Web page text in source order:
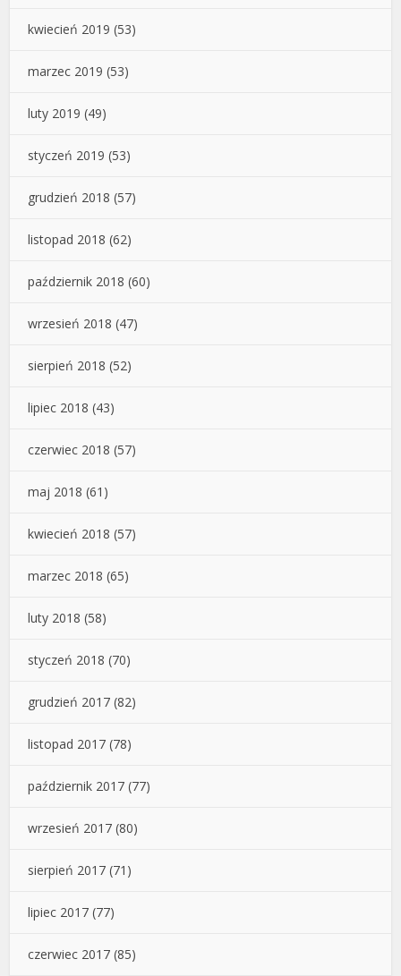
kwiecień 2019 (53)
marzec 2019 (53)
luty 2019 (49)
styczeń 2019 (53)
grudzień 2018 (57)
listopad 2018 (62)
październik 2018 (60)
wrzesień 2018 (47)
sierpień 2018 (52)
lipiec 2018 (43)
czerwiec 2018 (57)
maj 2018 (61)
kwiecień 2018 (57)
marzec 2018 (65)
luty 2018 (58)
styczeń 2018 (70)
grudzień 2017 (82)
listopad 2017 (78)
październik 2017 (77)
wrzesień 2017 (80)
sierpień 2017 (71)
lipiec 2017 (77)
czerwiec 2017 (85)